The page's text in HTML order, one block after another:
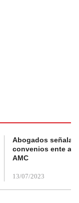
Abogados
convenios ente
AMC
13/07/2023